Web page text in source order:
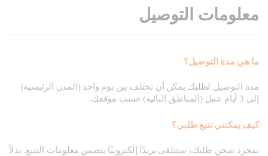
معلومات التوصيل
ما هي مدة التوصيل؟
مدة التوصيل لطلبك يمكن أن تختلف بين يوم واحد (المدن الرئيسية)
إلى 3 أيام عمل (المناطق النائية) حسب موقعك.
كيف يمكنني تتبع طلبي؟
بمجرد شحن طلبك، ستتلقى بريدًا إلكترونيًا يتضمن معلومات التتبع. بدلاً